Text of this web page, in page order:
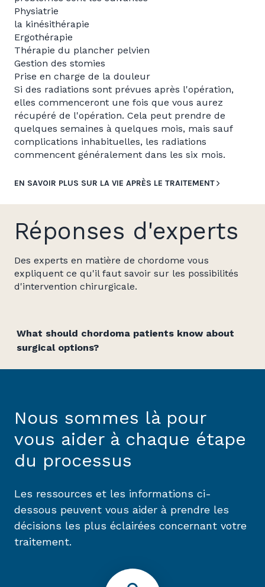
Physiatrie
la kinésithérapie
Ergothérapie
Thérapie du plancher pelvien
Gestion des stomies
Prise en charge de la douleur
Si des radiations sont prévues après l'opération,
elles commenceront une fois que vous aurez
récupéré de l'opération. Cela peut prendre de
quelques semaines à quelques mois, mais sauf
complications inhabituelles, les radiations
commencent généralement dans les six mois.
EN SAVOIR PLUS SUR LA VIE APRÈS LE TRAITEMENT
Réponses d'experts
Des experts en matière de chordome vous
expliquent ce qu'il faut savoir sur les possibilités
d'intervention chirurgicale.
What should chordoma patients know about
surgical options?
Nous sommes là pour
vous aider à chaque étape
du processus
Les ressources et les informations ci-
dessous peuvent vous aider à prendre les
décisions les plus éclairées concernant votre
traitement.